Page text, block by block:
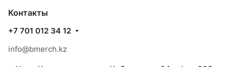
Контакты
+7 701 012 34 12
info@bmerch.kz